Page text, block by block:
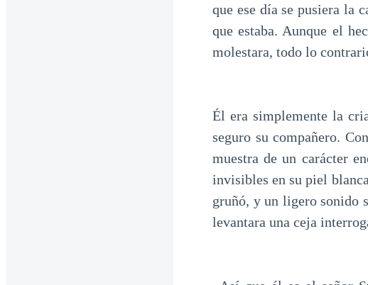
que ese día se pusiera la
que estaba. Aunque el
molestara, todo lo
Él era simplemente la
seguro su compañero.
muestra de un carácter
invisibles en su piel
gruñó, y un ligero sonido
levantara una ceja